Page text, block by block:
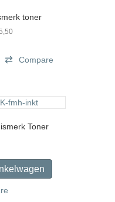
de
toner
Prijsklasse:
€ 155,50
productCompare
Toner